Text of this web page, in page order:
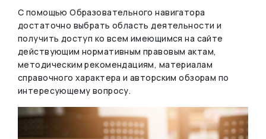
С помощью Образовательного навигатора
достаточно выбрать область деятельности и
получить доступ ко всем имеющимся на сайте
действующим нормативным правовым актам,
методическим рекомендациям, материалам
справочного характера и авторским обзорам по
интересующему вопросу.